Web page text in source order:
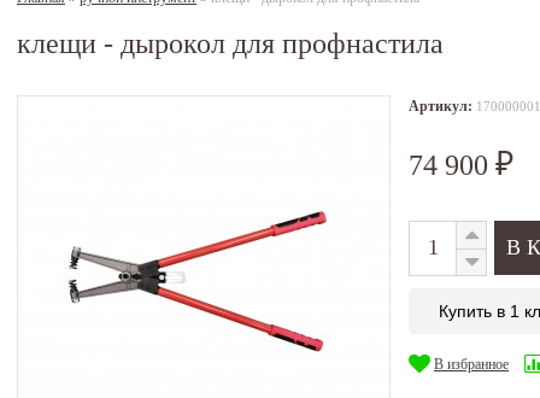
клещи - дырокол для профнастила
Артикул:
74 900 ₽
Купить в 1
В избранное